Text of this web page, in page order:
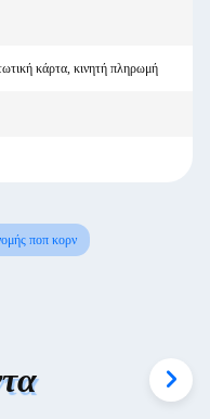
κάρτα, κινητή πληρωμή
ποπ κορν